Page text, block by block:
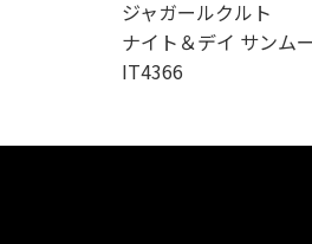
ジャガールクルト
ナイト＆デイ サンム
IT4366